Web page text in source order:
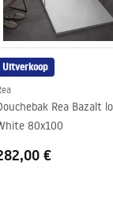
Uitverkoop
Rea Bazalt
White 80x100
€